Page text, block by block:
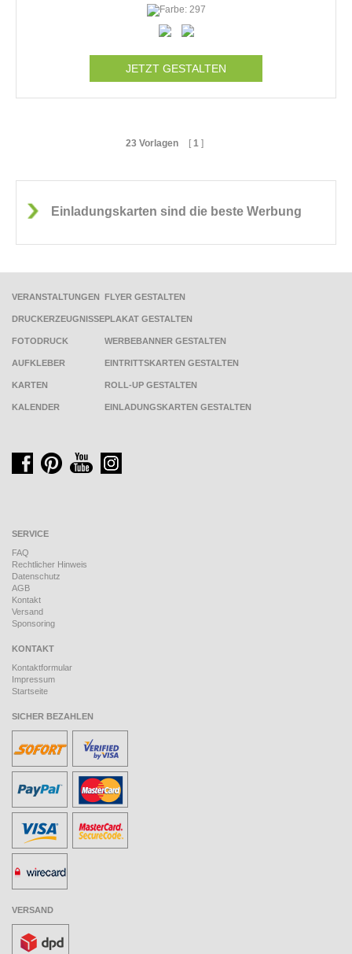
JETZT GESTALTEN
23 Vorlagen [ 1 ]
Einladungskarten sind die beste Werbung
VERANSTALTUNGEN
DRUCKERZEUGNISSE
FOTODRUCK
AUFKLEBER
KARTEN
KALENDER
FLYER GESTALTEN
PLAKAT GESTALTEN
WERBEBANNER GESTALTEN
EINTRITTSKARTEN GESTALTEN
ROLL-UP GESTALTEN
EINLADUNGSKARTEN GESTALTEN
SERVICE
FAQ
Rechtlicher Hinweis
Datenschutz
AGB
Kontakt
Versand
Sponsoring
KONTAKT
Kontaktformular
Impressum
Startseite
SICHER BEZAHLEN
VERSAND